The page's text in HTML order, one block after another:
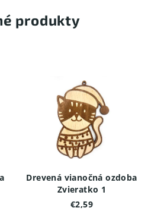
produkty
Drevená vianočná ozdoba
Zvieratko 1
€2,59